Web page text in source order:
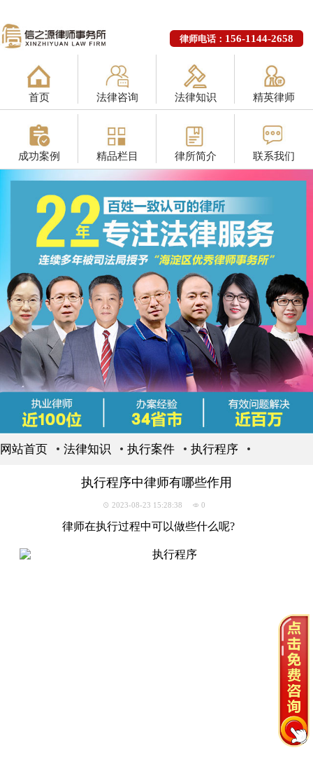
律师电话： 156-1144-2658
首页 法律咨询 法律知识 精英律师
成功案例 精品栏目 律所简介 联系我们
网站首页 法律知识 执行案件 执行程序
执行程序中律师有哪些作用
2023-08-23 15:28:38 0
律师在执行过程中可以做些什么呢?